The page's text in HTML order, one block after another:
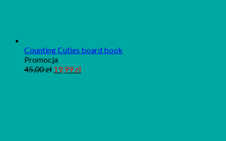
Counting Cuties board book
PromocjaProdukt
w
45,00zł 19,99zł